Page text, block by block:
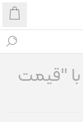
"قیمت